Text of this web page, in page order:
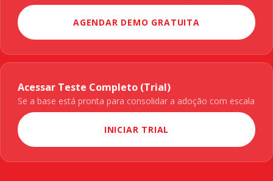
AGENDAR DEMO GRATUITA
Acessar Teste Completo (Trial)
Se a base está pronta para consolidar a adoção com escala
INICIAR TRIAL